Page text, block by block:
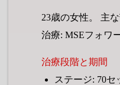
23歳の女性。 主
治療: MSEフォワ
治療段階と期間
ステージ: 70セ